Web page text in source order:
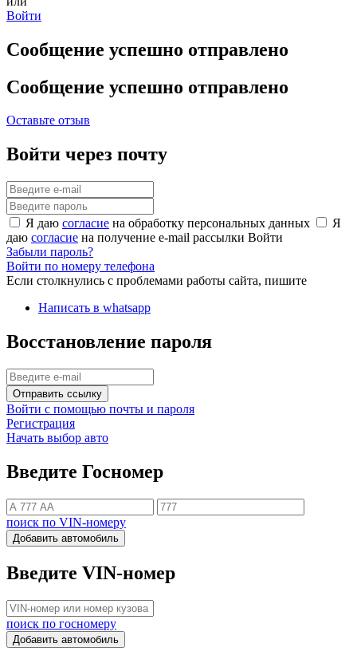
Войти
Сообщение успешно отправлено
Сообщение успешно отправлено
Оставьте отзыв
Войти через почту
Я даю согласие на обработку персональных данных
Я
даю согласие на получение e-mail рассылки Войти
Забыли пароль?
Войти по номеру телефона
Если столкнулись с проблемами работы сайта, пишите
Написать в whatsapp
Восстановление пароля
Отправить ссылку
Войти с помощью почты и пароля
Регистрация
Начать выбор авто
Введите Госномер
поиск по VIN-номеру
Добавить автомобиль
Введите VIN-номер
поиск по госномеру
Добавить автомобиль